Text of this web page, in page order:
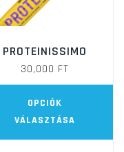
PROTEINISSIMO
30,000 FT
OPCIÓK
VÁLASZTÁSA